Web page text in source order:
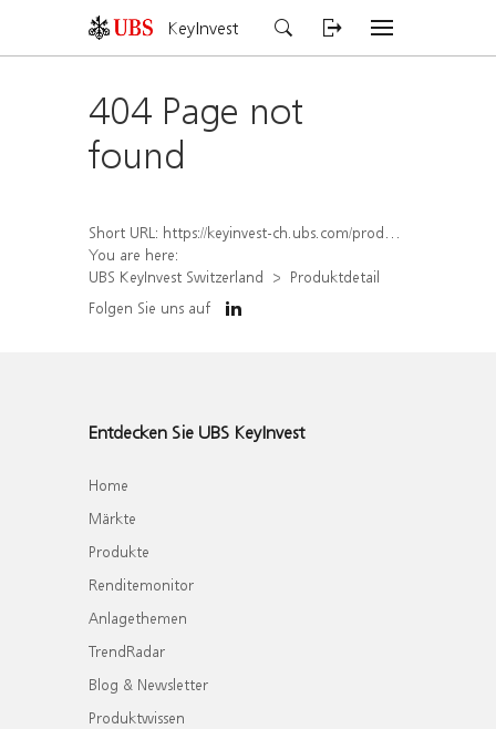
KeyInvest
404 Page not
found
Short URL: https://keyinvest-ch.ubs.com/produkt/detail/index/isin/CH1570354709
You are here:
UBS KeyInvest Switzerland
Produktdetail
Folgen Sie uns auf
Entdecken Sie UBS KeyInvest
Home
Märkte
Produkte
Renditemonitor
Anlagethemen
TrendRadar
Blog & Newsletter
Produktwissen